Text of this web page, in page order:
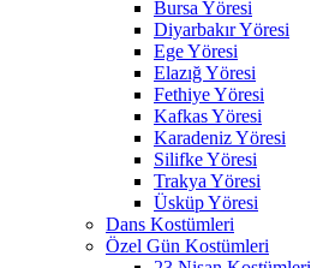
Bursa Yöresi
Diyarbakır Yöresi
Ege Yöresi
Elazığ Yöresi
Fethiye Yöresi
Kafkas Yöresi
Karadeniz Yöresi
Silifke Yöresi
Trakya Yöresi
Üsküp Yöresi
Dans Kostümleri
Özel Gün Kostümleri